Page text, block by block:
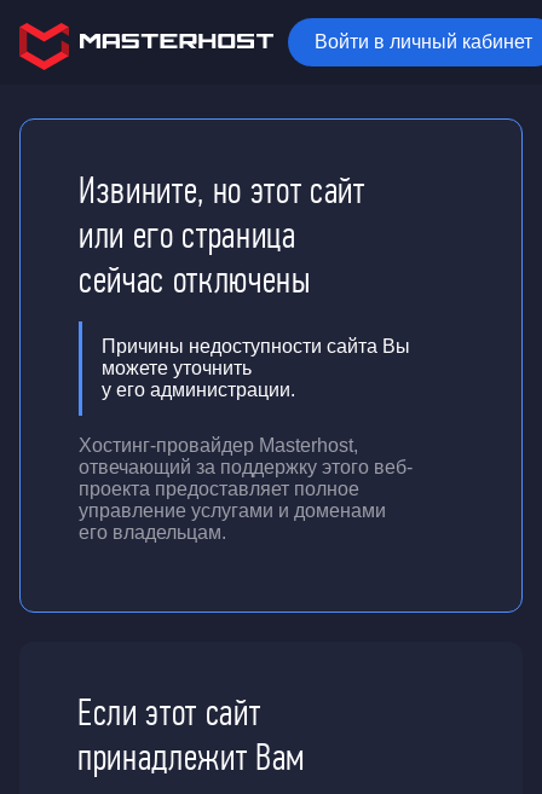
Войти в личный кабинет
Извините, но этот сайт
или его страница
сейчас отключены
Причины недоступности сайта Вы
можете уточнить
у его администрации.
Хостинг-провайдер Masterhost,
отвечающий за поддержку этого веб-
проекта предоставляет полное
управление услугами и доменами
его владельцам.
Если этот сайт
принадлежит Вам